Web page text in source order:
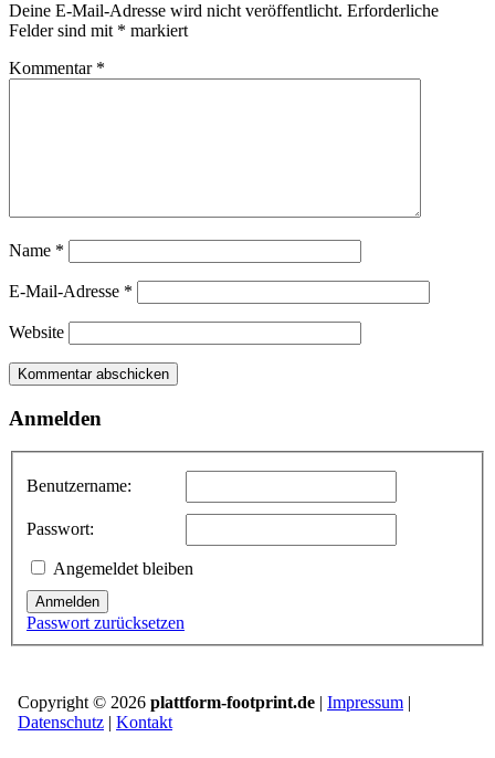
Deine E-Mail-Adresse wird nicht veröffentlicht. Erforderliche
Felder sind mit * markiert
Kommentar *
Name *
E-Mail-Adresse *
Website
Anmelden
Benutzername:
Passwort:
Angemeldet bleiben
Anmelden
Passwort zurücksetzen
Copyright © 2026 plattform-footprint.de | Impressum |
Datenschutz | Kontakt